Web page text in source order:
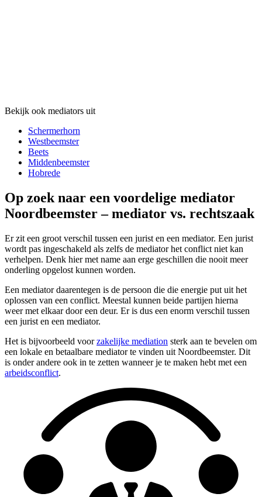
Bekijk ook mediators uit
Schermerhorn
Westbeemster
Beets
Middenbeemster
Hobrede
Op zoek naar een voordelige mediator
Noordbeemster – mediator vs. rechtszaak
Er zit een groot verschil tussen een jurist en een mediator. Een jurist
wordt pas ingeschakeld als zelfs de mediator het conflict niet kan
verhelpen. Denk hier met name aan erge geschillen die nooit meer
onderling opgelost kunnen worden.
Een mediator daarentegen is de persoon die die energie put uit het
oplossen van een conflict. Meestal kunnen beide partijen hierna
weer met elkaar door een deur. Er is dus een enorm verschil tussen
een jurist en een mediator.
Het is bijvoorbeeld voorzakelijke mediation sterk aan te bevelen om
een lokale en betaalbare mediator te vinden uit Noordbeemster. Dit
is onder andere ook in te zetten wanneer je te maken hebt met een
arbeidsconflict.